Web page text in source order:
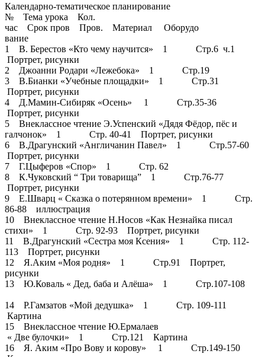
Календарно-тематическое планирование
№ Тема урока Кол.
час Срок пров Пров. Материал Оборудо
вание
1 В. Берестов «Кто чему научится» 1 Стр.6 ч.1
Портрет, рисунки
2 Джоанни Родари «Лежебока» 1 Стр.19
3 В.Бианки «Учебные площадки» 1 Стр.31
Портрет, рисунки
4 Д.Мамин-Сибиряк «Осень» 1 Стр.35-36
Портрет, рисунки
5 Внеклассное чтение Э.Успенский «Дядя Фёдор, пёс и
галчонок» 1 Стр. 40-41 Портрет, рисунки
6 В.Драгунский «Англичанин Павел» 1 Стр.57-60
Портрет, рисунки
7 Г.Цыферов «Спор» 1 Стр. 62
8 К.Чуковский “ Три товарища” 1 Стр.76-77
Портрет, рисунки
9 Е.Шварц « Сказка о потерянном времени» 1 Стр.
86-88 иллюстрация
10 Внеклассное чтение Н.Носов «Как Незнайка писал
стихи» 1 Стр. 92-93 Портрет, рисунки
11 В.Драгунский «Сестра моя Ксения» 1 Стр. 112-
113 Портрет, рисунки
12 Я.Аким «Моя родня» 1 Стр.91 Портрет,
рисунки
13 Ю.Коваль « Дед, баба и Алёша» 1 Стр.107-108
14 Р.Гамзатов «Мой дедушка» 1 Стр. 109-111
Картина
15 Внеклассное чтение Ю.Ермалаев
« Две булочки» 1 Стр.121 Картина
16 Я. Аким «Про Вову и корову» 1 Стр.149-150